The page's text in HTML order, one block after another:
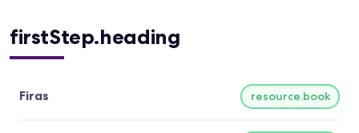
firstStep.heading
Firas resource.book